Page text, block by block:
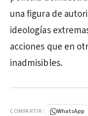
una figura de
ideologías
acciones que en
inadmisibles.
COMPARTIR WhatsApp